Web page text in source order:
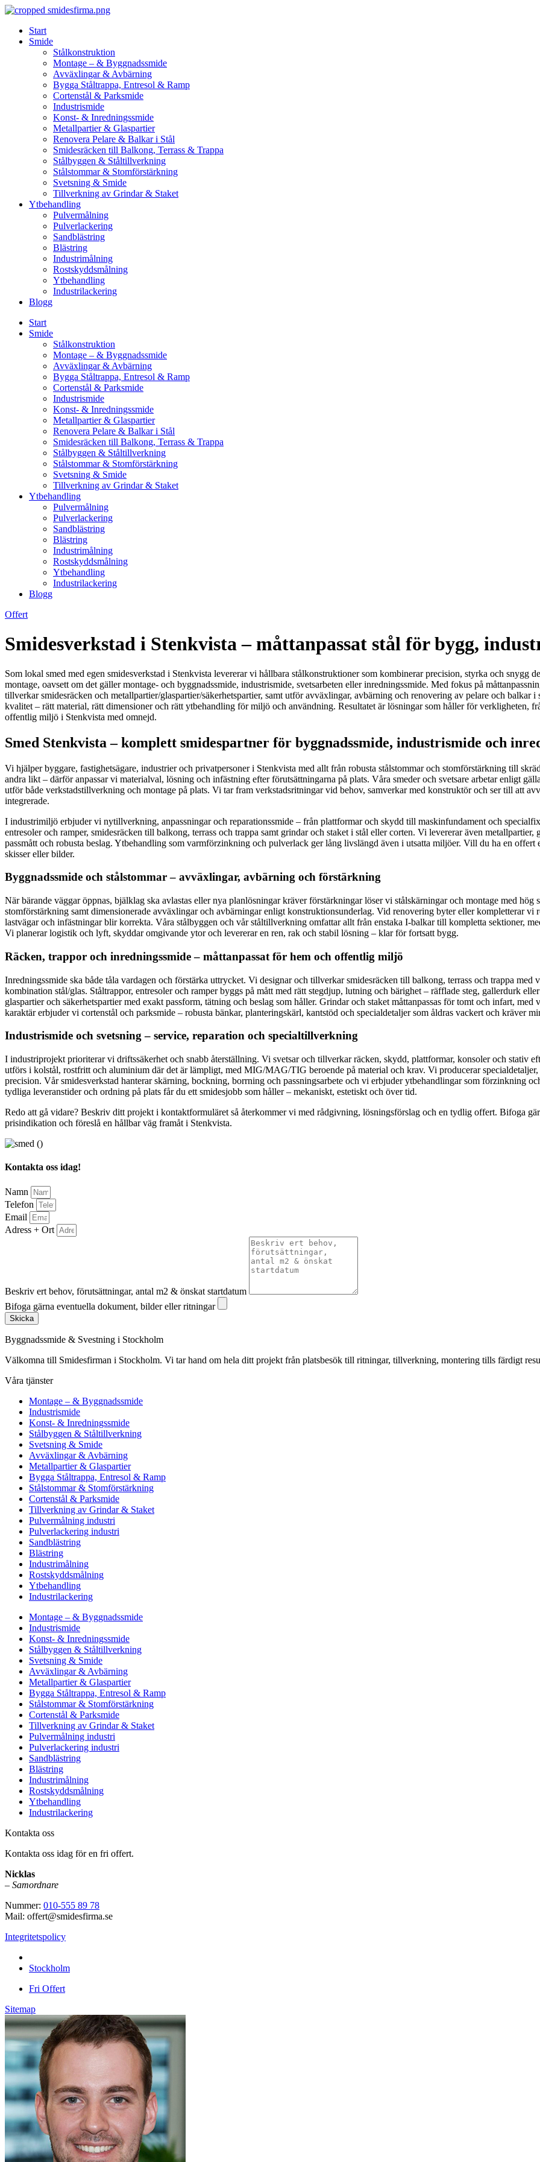
Skip
contentStart
Smide
Stålkonstruktion
Montage – & Byggnadssmide
Avväxlingar & Avbärning
Bygga Ståltrappa, Entresol & Ramp
Cortenstål & Parksmide
Industrismide
Konst- & Inredningssmide
Metallpartier & Glaspartier
Renovera Pelare & Balkar i Stål
Smidesräcken till Balkong, Terrass & Trappa
Stålbyggen & Ståltillverkning
Stålstommar & Stomförstärkning
Svetsning & Smide
Tillverkning av Grindar & Staket
Ytbehandling
Pulvermålning
Pulverlackering
Sandblästring
Blästring
Industrimålning
Rostskyddsmålning
Ytbehandling
Industrilackering
Blogg
Start
Smide
Stålkonstruktion
Montage – & Byggnadssmide
Avväxlingar & Avbärning
Bygga Ståltrappa, Entresol & Ramp
Cortenstål & Parksmide
Industrismide
Konst- & Inredningssmide
Metallpartier & Glaspartier
Renovera Pelare & Balkar i Stål
Smidesräcken till Balkong, Terrass & Trappa
Stålbyggen & Ståltillverkning
Stålstommar & Stomförstärkning
Svetsning & Smide
Tillverkning av Grindar & Staket
Ytbehandling
Pulvermålning
Pulverlackering
Sandblästring
Blästring
Industrimålning
Rostskyddsmålning
Ytbehandling
Industrilackering
Blogg
Offert
Smidesverkstad i Stenkvista – måttanpassat stål för bygg,
Som lokal smed med egen smidesverkstad i Stenkvista levererar vi hållbara stålkonstruktioner som kombinerar precision, styrka och
montage, oavsett om det gäller montage- och byggnadssmide, industrismide, svetsarbeten eller inredningssmide. Med fokus på
tillverkar smidesräcken och metallpartier/glaspartier/säkerhetspartier, samt utför avväxlingar, avbärning och renovering av pelare och
kvalitet – rätt material, rätt dimensioner och rätt ytbehandling för miljö och användning. Resultatet är lösningar som håller för verkligheten,
offentlig miljö i Stenkvista med omnejd.
Smed Stenkvista – komplett smidespartner för byggnadssmide, industrismide och
Vi hjälper byggare, fastighetsägare, industrier och privatpersoner i Stenkvista med allt från robusta stålstommar och stomförstärkning till
andra likt – därför anpassar vi materialval, lösning och infästning efter förutsättningarna på plats. Våra smeder och svetsare arbetar enligt
utför både verkstadstillverkning och montage på plats. Vi tar fram verkstadsritningar vid behov, samverkar med konstruktör och ser till att
integrerade.
I industrimiljö erbjuder vi nytillverkning, anpassningar och reparationssmide – från plattformar och skydd till maskinfundament och
entresoler och ramper, smidesräcken till balkong, terrass och trappa samt grindar och staket i stål eller corten. Vi levererar även
passmått och robusta beslag. Ytbehandling som varmförzinkning och pulverlack ger lång livslängd även i utsatta miljöer. Vill du ha en
skisser eller bilder.
Byggnadssmide och stålstommar – avväxlingar, avbärning och förstärkning
När bärande väggar öppnas, bjälklag ska avlastas eller nya planlösningar kräver förstärkningar löser vi stålskärningar och montage med
stomförstärkning samt dimensionerade avväxlingar och avbärningar enligt konstruktionsunderlag. Vid renovering byter eller kompletterar vi
lastvägar och infästningar blir korrekta. Våra stålbyggen och vår ståltillverkning omfattar allt från enstaka I-balkar till kompletta sektioner,
Vi planerar logistik och lyft, skyddar omgivande ytor och levererar en ren, rak och stabil lösning – klar för fortsatt bygg.
Räcken, trappor och inredningssmide – måttanpassat för hem och offentlig miljö
Inredningssmide ska både tåla vardagen och förstärka uttrycket. Vi designar och tillverkar smidesräcken till balkong, terrass och trappa med
kombination stål/glas. Ståltrappor, entresoler och ramper byggs på mått med rätt stegdjup, lutning och bärighet – räfflade steg, gallerdurk
glaspartier och säkerhetspartier med exakt passform, tätning och beslag som håller. Grindar och staket måttanpassas för tomt och infart,
karaktär erbjuder vi cortenstål och parksmide – robusta bänkar, planteringskärl, kantstöd och specialdetaljer som åldras vackert och kräver
Industrismide och svetsning – service, reparation och specialtillverkning
I industriprojekt prioriterar vi driftssäkerhet och snabb återställning. Vi svetsar och tillverkar räcken, skydd, plattformar, konsoler och stativ
utförs i kolstål, rostfritt och aluminium där det är lämpligt, med MIG/MAG/TIG beroende på material och krav. Vi producerar
precision. Vår smidesverkstad hanterar skärning, bockning, borrning och passningsarbete och vi erbjuder ytbehandlingar som förzinkning
tydliga leveranstider och ordning på plats får du ett smidesjobb som håller – mekaniskt, estetiskt och över tid.
Redo att gå vidare? Beskriv ditt projekt i kontaktformuläret så återkommer vi med rådgivning, lösningsförslag och en tydlig offert. Bifoga
prisindikation och föreslå en hållbar väg framåt i Stenkvista.
Kontakta oss idag!
Namn
Telefon
Email
Adress + Ort
Beskriv ert behov, förutsättningar, antal m2 & önskat startdatum
Bifoga gärna eventuella dokument, bilder eller ritningar
Skicka
Byggnadssmide & Svestning i Stockholm
Välkomna till Smidesfirman i Stockholm. Vi tar hand om hela ditt projekt från platsbesök till ritningar, tillverkning, montering tills färdigt
Våra tjänster
Montage – & Byggnadssmide
Industrismide
Konst- & Inredningssmide
Stålbyggen & Ståltillverkning
Svetsning & Smide
Avväxlingar & Avbärning
Metallpartier & Glaspartier
Bygga Ståltrappa, Entresol & Ramp
Stålstommar & Stomförstärkning
Cortenstål & Parksmide
Tillverkning av Grindar & Staket
Pulvermålning industri
Pulverlackering industri
Sandblästring
Blästring
Industrimålning
Rostskyddsmålning
Ytbehandling
Industrilackering
Montage – & Byggnadssmide
Industrismide
Konst- & Inredningssmide
Stålbyggen & Ståltillverkning
Svetsning & Smide
Avväxlingar & Avbärning
Metallpartier & Glaspartier
Bygga Ståltrappa, Entresol & Ramp
Stålstommar & Stomförstärkning
Cortenstål & Parksmide
Tillverkning av Grindar & Staket
Pulvermålning industri
Pulverlackering industri
Sandblästring
Blästring
Industrimålning
Rostskyddsmålning
Ytbehandling
Industrilackering
Kontakta oss
Kontakta oss idag för en fri offert.
Nicklas
– Samordnare
Nummer: 010-555 89 78
Mail: offert@smidesfirma.se
Integritetspolicy
Stockholm
Fri Offert
Sitemap